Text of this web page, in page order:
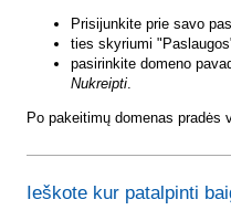
Prisijunkite prie savo
ties skyriumi
pasirinkite domeno
Nukreipti.
Po pakeitimų domenas pradės
Ieškote kur patalpinti